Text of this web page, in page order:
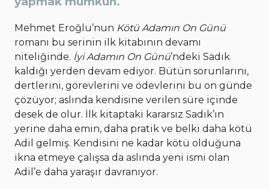
Mehmet Eroğlu’nun Kötü Adamın On Günü
romanı bu serinin ilk kitabının devamı
niteliğinde. İyi Adamın On Günü’ndeki Sadık
kaldığı yerden devam ediyor. Bütün sorunlarını,
dertlerini, görevlerini ve ödevlerini bu on günde
çözüyor; aslında kendisine verilen süre içinde
desek de olur. İlk kitaptaki kararsız Sadık’ın
yerine daha emin, daha pratik ve belki daha kötü
Adil gelmiş. Kendisini ne kadar kötü olduğuna
ikna etmeye çalışsa da aslında yeni ismi olan
Adil’e daha yaraşır davranıyor.